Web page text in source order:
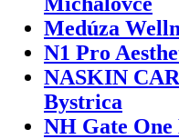
Medúza
N1 Pro
NASKIN
Bystrica
NH Gate